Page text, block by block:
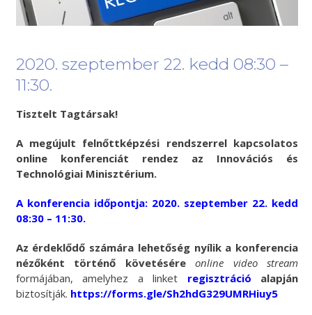
2020. szeptember 22. kedd 08:30 –
11:30.
Tisztelt Tagtársak!
A megújult felnőttképzési rendszerrel kapcsolatos
online konferenciát rendez az Innovációs és
Technológiai Minisztérium.
A konferencia időpontja: 2020. szeptember 22. kedd
08:30 – 11:30.
Az érdeklődő számára lehetőség nyílik a konferencia
nézőként történő követésére
online video stream
formájában, amelyhez a linket regisztráció alapján
biztosítják. https://forms.gle/Sh2hdG329UMRHiuy5